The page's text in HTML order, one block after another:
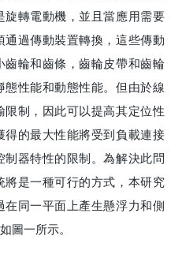
轉電動機，並且當應用需要
過傳動裝置轉換，這些傳動
輪和齒條，齒輪皮帶和齒輪
性能和動態性能。但由於線
制，因此可以提高其定位性
的最大性能將受到負載連接
器特性的限制。為解決此問
將是一種可行的方式，本研究
同一平面上產生懸浮力和側
圖一所示。